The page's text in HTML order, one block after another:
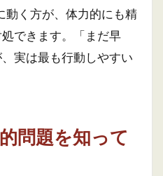
動く方が、体力的にも精
できます。「まだ早
実は最も行動しやすい
問題を知って